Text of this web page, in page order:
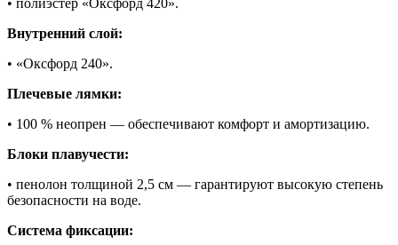
• полиэстер «Оксфорд 420».
Внутренний слой:
• «Оксфорд 240».
Плечевые лямки:
• 100 % неопрен — обеспечивают комфорт и амортизацию.
Блоки плавучести:
• пенолон толщиной 2,5 см — гарантируют высокую степень
безопасности на воде.
Система фиксации: